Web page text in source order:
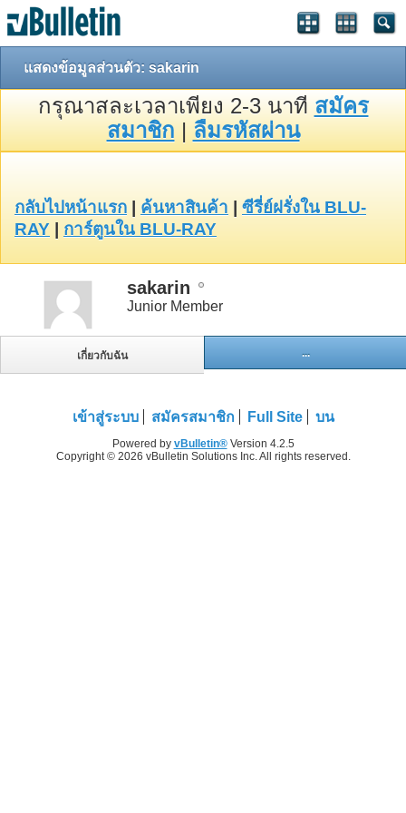
แสดงข้อมูลส่วนตัว: sakarin
กรุณาสละเวลาเพียง 2-3 นาที สมัคร
สมาชิก | ลืมรหัสผ่าน
กลับไปหน้าแรก ค้นหาสินค้า
ซีรี่ย์ฝรั่งใน BLU-
RAY
การ์ตูนใน BLU-RAY
sakarin
Junior Member
เกี่ยวกับฉัน ...
เข้าสู่ระบบ สมัครสมาชิก Full Site บน
Powered by vBulletin®Version 4.2.5
Copyright © 2026 vBulletin Solutions Inc. All rights reserved.